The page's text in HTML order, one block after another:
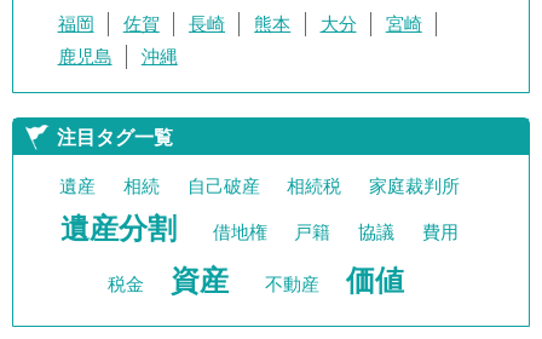
福岡 佐賀 長崎 熊本 大分
宮崎
鹿児島
沖縄
注目タグ一覧
遺産 相続 自己破産 相続税 家庭裁判所
遺産分割 借地権 戸籍 協議 費用
税金 資産 不動産 価値